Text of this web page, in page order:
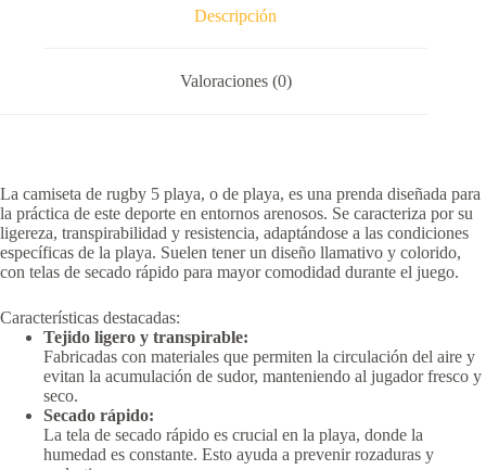
Descripción
Valoraciones (0)
La camiseta de rugby 5 playa, o de playa, es una prenda diseñada para
la práctica de este deporte en entornos arenosos. Se caracteriza por su
ligereza, transpirabilidad y resistencia, adaptándose a las condiciones
específicas de la playa. Suelen tener un diseño llamativo y colorido,
con telas de secado rápido para mayor comodidad durante el juego.
Características destacadas:
Tejido ligero y transpirable:
Fabricadas con materiales que permiten la circulación del aire y
evitan la acumulación de sudor, manteniendo al jugador fresco y
seco.
Secado rápido:
La tela de secado rápido es crucial en la playa, donde la
humedad es constante. Esto ayuda a prevenir rozaduras y